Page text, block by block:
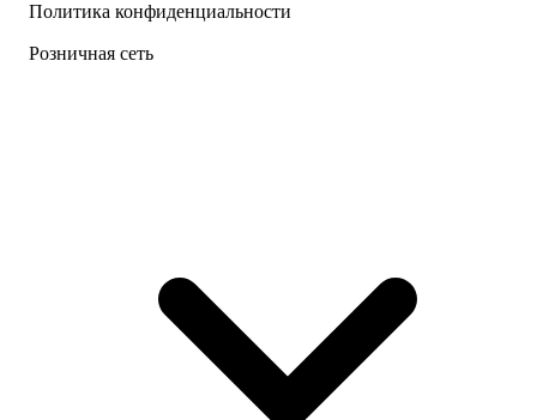
Политика конфиденциальности
Розничная сеть